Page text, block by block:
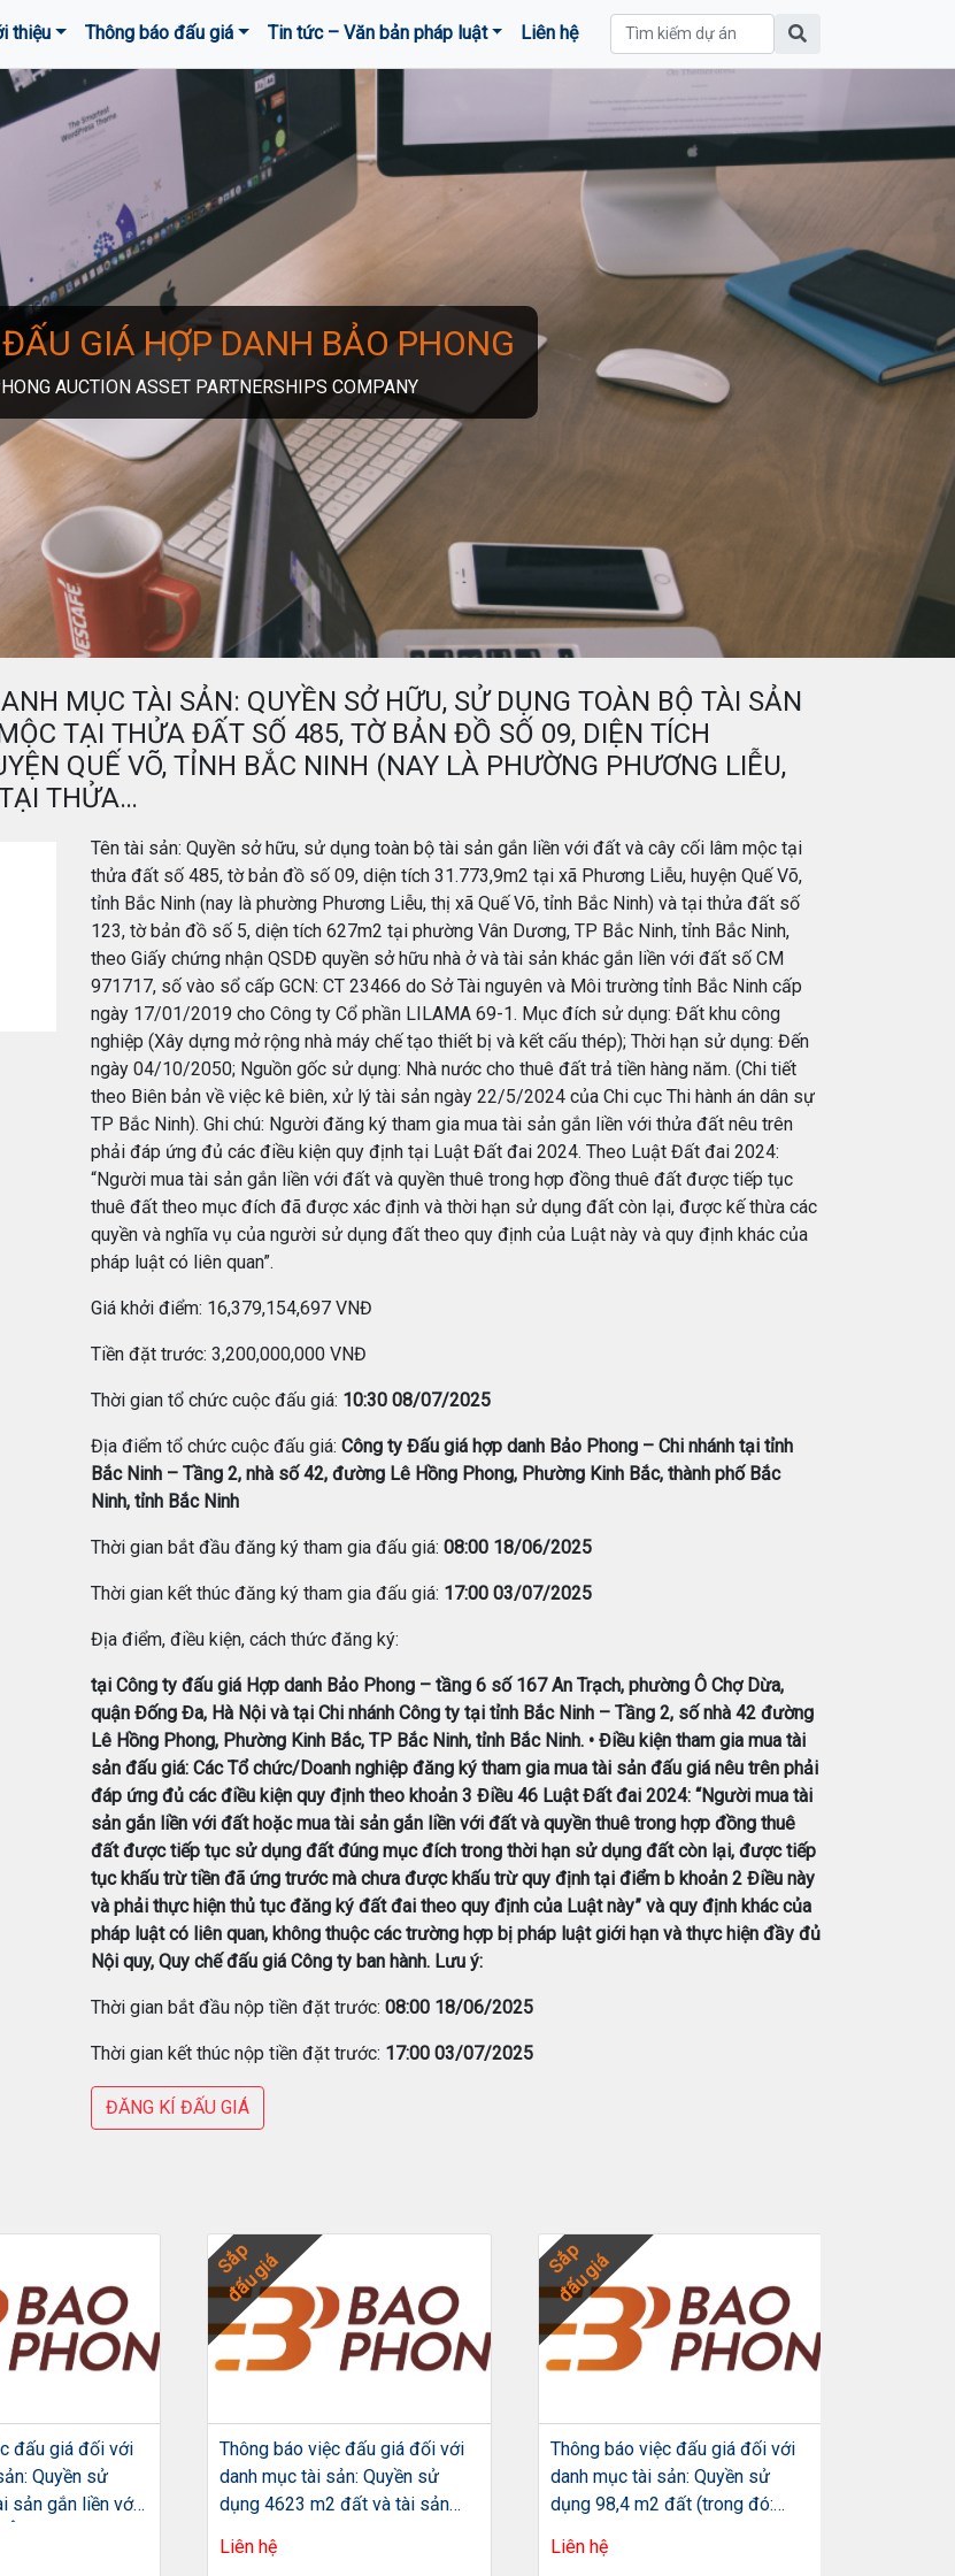
thiệu Thông báo đấu giá Tin tức – Văn bản pháp luật Liên hệ
GIÁ HỢP DANH BẢO PHONG
AUCTION ASSET PARTNERSHIPS COMPANY
MỤC TÀI SẢN: QUYỀN SỞ HỮU, SỬ DỤNG TOÀN BỘ TÀI SẢN
TẠI THỬA ĐẤT SỐ 485, TỜ BẢN ĐỒ SỐ 09, DIỆN TÍCH
QUẾ VÕ, TỈNH BẮC NINH (NAY LÀ PHƯỜNG PHƯƠNG LIỄU,
THỬA…
Tên tài sản: Quyền sở hữu, sử dụng toàn bộ tài sản gắn liền với đất và cây cối lâm mộc tại
thửa đất số 485, tờ bản đồ số 09, diện tích 31.773,9m2 tại xã Phương Liễu, huyện Quế Võ,
tỉnh Bắc Ninh (nay là phường Phương Liễu, thị xã Quế Võ, tỉnh Bắc Ninh) và tại thửa đất số
123, tờ bản đồ số 5, diện tích 627m2 tại phường Vân Dương, TP Bắc Ninh, tỉnh Bắc Ninh,
theo Giấy chứng nhận QSDĐ quyền sở hữu nhà ở và tài sản khác gắn liền với đất số CM
971717, số vào sổ cấp GCN: CT 23466 do Sở Tài nguyên và Môi trường tỉnh Bắc Ninh cấp
ngày 17/01/2019 cho Công ty Cổ phần LILAMA 69-1. Mục đích sử dụng: Đất khu công
nghiệp (Xây dựng mở rộng nhà máy chế tạo thiết bị và kết cấu thép); Thời hạn sử dụng: Đến
ngày 04/10/2050; Nguồn gốc sử dụng: Nhà nước cho thuê đất trả tiền hàng năm. (Chi tiết
theo Biên bản về việc kê biên, xử lý tài sản ngày 22/5/2024 của Chi cục Thi hành án dân sự
TP Bắc Ninh). Ghi chú: Người đăng ký tham gia mua tài sản gắn liền với thửa đất nêu trên
phải đáp ứng đủ các điều kiện quy định tại Luật Đất đai 2024. Theo Luật Đất đai 2024:
“Người mua tài sản gắn liền với đất và quyền thuê trong hợp đồng thuê đất được tiếp tục
thuê đất theo mục đích đã được xác định và thời hạn sử dụng đất còn lại, được kế thừa các
quyền và nghĩa vụ của người sử dụng đất theo quy định của Luật này và quy định khác của
pháp luật có liên quan”.
Giá khởi điểm: 16,379,154,697 VNĐ
Tiền đặt trước: 3,200,000,000 VNĐ
Thời gian tổ chức cuộc đấu giá: 10:30 08/07/2025
Địa điểm tổ chức cuộc đấu giá: Công ty Đấu giá hợp danh Bảo Phong – Chi nhánh tại tỉnh
Bắc Ninh – Tầng 2, nhà số 42, đường Lê Hồng Phong, Phường Kinh Bắc, thành phố Bắc
Ninh, tỉnh Bắc Ninh
Thời gian bắt đầu đăng ký tham gia đấu giá: 08:00 18/06/2025
Thời gian kết thúc đăng ký tham gia đấu giá: 17:00 03/07/2025
Địa điểm, điều kiện, cách thức đăng ký:
tại Công ty đấu giá Hợp danh Bảo Phong – tầng 6 số 167 An Trạch, phường Ô Chợ Dừa,
quận Đống Đa, Hà Nội và tại Chi nhánh Công ty tại tỉnh Bắc Ninh – Tầng 2, số nhà 42 đường
Lê Hồng Phong, Phường Kinh Bắc, TP Bắc Ninh, tỉnh Bắc Ninh. • Điều kiện tham gia mua tài
sản đấu giá: Các Tổ chức/Doanh nghiệp đăng ký tham gia mua tài sản đấu giá nêu trên phải
đáp ứng đủ các điều kiện quy định theo khoản 3 Điều 46 Luật Đất đai 2024: “Người mua tài
sản gắn liền với đất hoặc mua tài sản gắn liền với đất và quyền thuê trong hợp đồng thuê
đất được tiếp tục sử dụng đất đúng mục đích trong thời hạn sử dụng đất còn lại, được tiếp
tục khấu trừ tiền đã ứng trước mà chưa được khấu trừ quy định tại điểm b khoản 2 Điều này
và phải thực hiện thủ tục đăng ký đất đai theo quy định của Luật này” và quy định khác của
pháp luật có liên quan, không thuộc các trường hợp bị pháp luật giới hạn và thực hiện đầy đủ
Nội quy, Quy chế đấu giá Công ty ban hành. Lưu ý:
Thời gian bắt đầu nộp tiền đặt trước: 08:00 18/06/2025
Thời gian kết thúc nộp tiền đặt trước: 17:00 03/07/2025
ĐĂNG KÍ ĐẤU GIÁ
đấu giá đối với
Quyền sử
sản gắn liền với
Tây Nam Hồ Linh
Sắp
đấu giá
Thông báo việc đấu giá đối với
danh mục tài sản: Quyền sử
dụng 4623 m2 đất và tài sản
Lô N5B khu A2 khu đô thị mới
Liên hệ
Sắp
đấu giá
Thông báo việc đấu giá đối với
danh mục tài sản: Quyền sử
dụng 98,4 m2 đất (trong đó:
trồng cây hằng năm khác
Liên hệ